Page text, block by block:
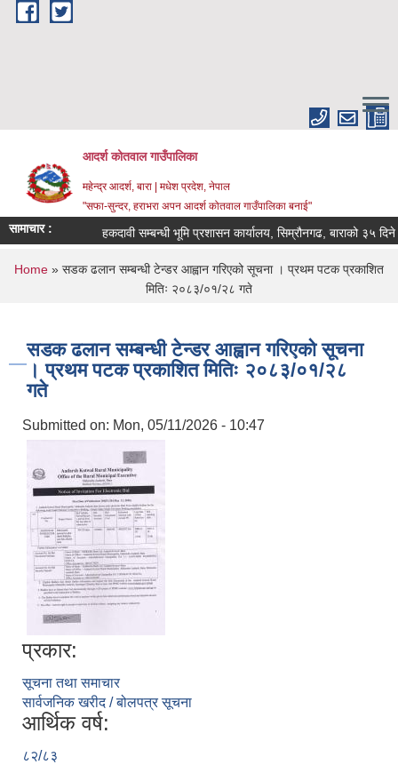
Skip to main content
आदर्श कोतवाल गाउँपालिका
महेन्द्र आदर्श, बारा | मधेश प्रदेश, नेपाल
"सफा-सुन्दर, हराभरा अपन आदर्श कोतवाल गाउँपालिका बनाई"
सामाचार : हकदावी सम्बन्धी भूमि प्रशासन कार्यालय, सिम्रौनगढ, बाराको ३५
You are here
Home » सडक ढलान सम्बन्धी टेन्डर आह्वान गरिएको सूचना । प्रथम पटक प्रकाशित
मितिः २०८३/०१/२८ गते
सडक ढलान सम्बन्धी टेन्डर आह्वान गरिएको सूचना
। प्रथम पटक प्रकाशित मितिः २०८३/०१/२८
गते
Submitted on: Mon, 05/11/2026 - 10:47
प्रकार:
सूचना तथा समाचार
सार्वजनिक खरीद / बोलपत्र सूचना
आर्थिक वर्ष:
८२/८३